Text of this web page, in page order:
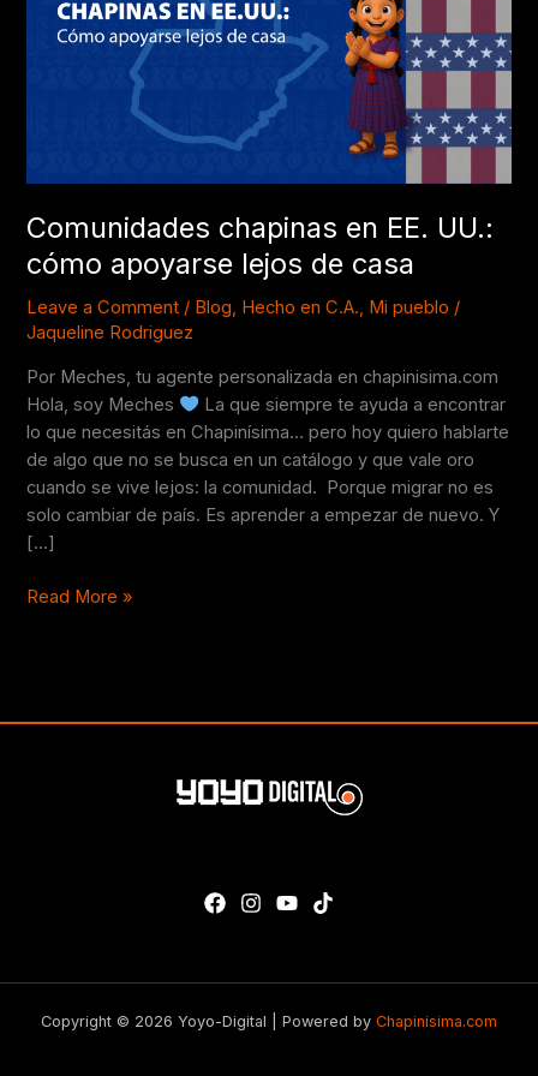
Comunidades chapinas en EE. UU.:
cómo apoyarse lejos de casa
Leave a Comment / Blog, Hecho en C.A., Mi pueblo /
Jaqueline Rodriguez
Por Meches, tu agente personalizada en chapinisima.com
Hola, soy Meches
La que siempre te ayuda a encontrar
lo que necesitás en Chapinísima… pero hoy quiero hablarte
de algo que no se busca en un catálogo y que vale oro
cuando se vive lejos: la comunidad. Porque migrar no es
solo cambiar de país. Es aprender a empezar de nuevo. Y
[…]
cómo
Read More »
Copyright © 2026 Yoyo-Digital | Powered by Chapinisima.com